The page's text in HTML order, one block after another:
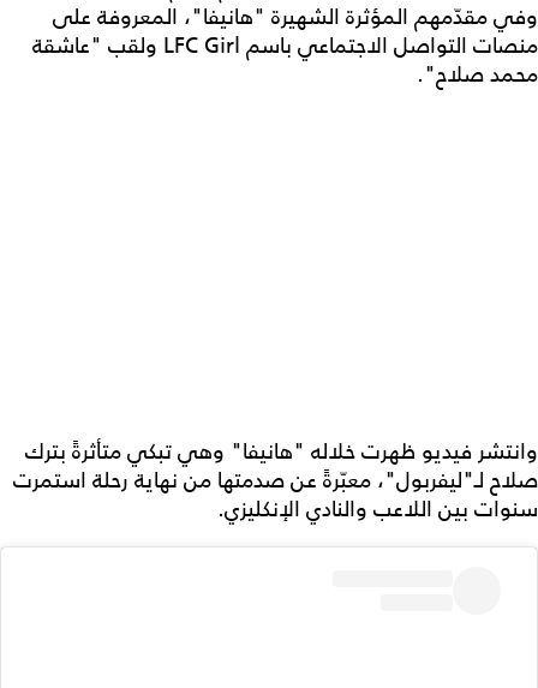
وفي مقدّمهم المؤثرة الشهيرة "هانيفا"، المعروفة على
منصات التواصل الاجتماعي باسم LFC Girl ولقب "عاشقة
محمد صلاح".
وانتشر فيديو ظهرت خلاله "هانيفا" وهي تبكي متأثرةً بترك
صلاح لـ"ليفربول"، معبّرةً عن صدمتها من نهاية رحلة استمرت
سنوات بين اللاعب والنادي الإنكليزي.